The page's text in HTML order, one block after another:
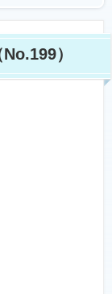
No.199）